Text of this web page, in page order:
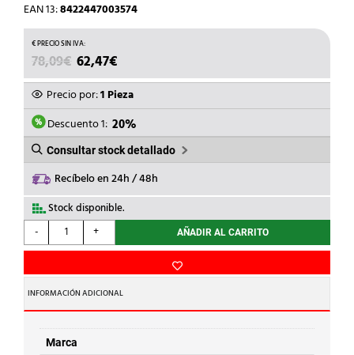
EAN 13:8422447003574
78,09€ EL
PRECIO
ORIGINAL
ERA:
78,09€.
62,47€
PRECIO
ACTUAL
ES:
62,47€.
Precio por:1 Pieza
Descuento 1: 20%
Consultar stock detallado
Recíbelo en 24h / 48h
Stock disponible.
-
DINUY
-
P/LAMPARAS
LED
2
HILOS
cantidad
+ AÑADIR AL CARRITO
INFORMACIÓN ADICIONAL
Marca